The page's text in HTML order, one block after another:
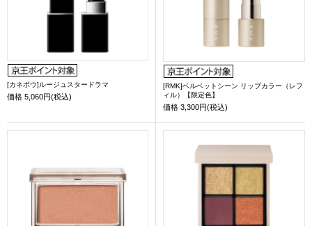
[カネボウ]ルージュスタードラマ
価格 5,060円(税込)
[RMK]ベルベットシーン リップカラー（レフ
ィル）【限定色】
価格 3,300円(税込)